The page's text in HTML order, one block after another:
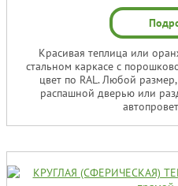
Красивая теплица или
стальном каркасе с
цвет по RAL. Любой
распашной дверью или